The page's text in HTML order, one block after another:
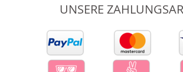
UNSERE